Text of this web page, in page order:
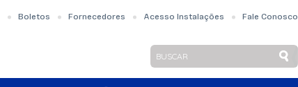
Boletos Fornecedores Acesso Instalações Fale Conosco